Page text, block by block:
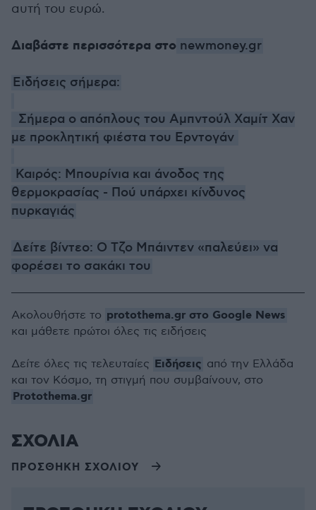
αυτή του ευρώ.
Διαβάστε περισσότερα στο newmoney.gr
Ειδήσεις σήμερα:
Σήμερα ο απόπλους του Αμπντούλ Χαμίτ Χαν
με προκλητική φιέστα του Ερντογάν
Καιρός: Μπουρίνια και άνοδος της
θερμοκρασίας - Πού υπάρχει κίνδυνος
πυρκαγιάς
Δείτε βίντεο: Ο Τζο Μπάιντεν «παλεύει» να
φορέσει το σακάκι του
Ακολουθήστε το protothema.gr στο Google News
και μάθετε πρώτοι όλες τις ειδήσεις
Δείτε όλες τις τελευταίες Ειδήσεις από την Ελλάδα
και τον Κόσμο, τη στιγμή που συμβαίνουν, στο
Protothema.gr
ΣΧΟΛΙΑ
ΠΡΟΣΘΗΚΗ ΣΧΟΛΙΟΥ